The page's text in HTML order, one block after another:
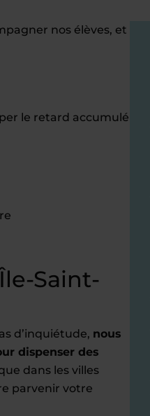
nos élèves, et
le retard accumulé
Saint-
d’inquiétude, nous
dispenser des
dans les villes
parvenir votre